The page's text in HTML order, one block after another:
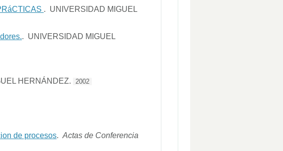
. UNIVERSIDAD MIGUEL
. UNIVERSIDAD MIGUEL
HERNÁNDEZ. 2002
de procesos. Actas de Conferencia